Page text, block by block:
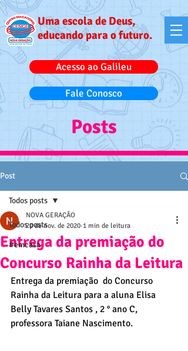
Uma escola de Deus,
educando para o futuro.
Acesso ao Galileu
Fale Conosco
Posts
Post
Todos posts
#emcasa
Todos posts
Entrega da premiação do
Concurso Rainha da Leitura
NOVA GERAÇÃO
20 de nov. de 2020 1 min de leitura
Entrega da premiação  do Concurso
Rainha da Leitura para a aluna Elisa
Belly Tavares Santos , 2 ° ano C,
professora Taiane Nascimento.